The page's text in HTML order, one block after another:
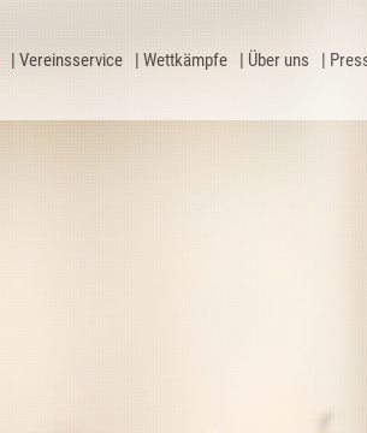
Vereinsservice Wettkämpfe Über uns